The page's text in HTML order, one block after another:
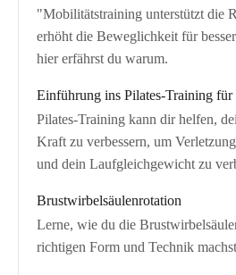
"Mobilitätstraining unterstützt die
erhöht die Beweglichkeit für
hier erfährst du warum.
Einführung ins Pilates-Training
Pilates-Training kann dir helfen,
Kraft zu verbessern, um
und dein Laufgleichgewicht zu
Brustwirbelsäulenrotation
Lerne, wie du die
richtigen Form und Technik